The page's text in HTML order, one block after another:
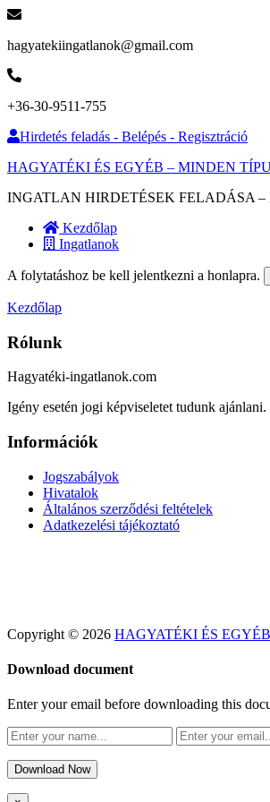
hagyatekiingatlanok@gmail.com
+36-30-9511-755
Hirdetés feladás - Belépés - Regisztráció
HAGYATÉKI ÉS EGYÉB – MINDEN
INGATLAN HIRDETÉSEK FELADÁSA
Kezdőlap
Ingatlanok
A folytatáshoz be kell jelentkezni a honlapra.
Kezdőlap
Rólunk
Hagyatéki-ingatlanok.com
Igény esetén jogi képviseletet tudunk ajánlani.
Információk
Jogszabályok
Hivatalok
Általános szerződési feltételek
Adatkezelési tájékoztató
Copyright © 2026 HAGYATÉKI ÉS
Download document
Enter your email before downloading this
Download Now